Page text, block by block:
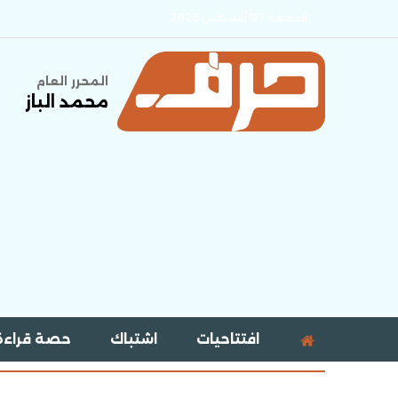
المحرر العام
محمد الباز
افتتاحيات اشتباك حصة